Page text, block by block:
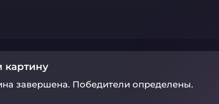
картину
завершена. Победители определены.